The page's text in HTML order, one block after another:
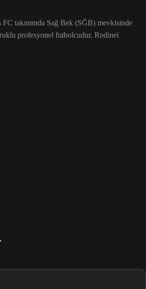
takımında Sağ Bek (SĞB) mevkisinde
profesyonel futbolcudur. Rodinei